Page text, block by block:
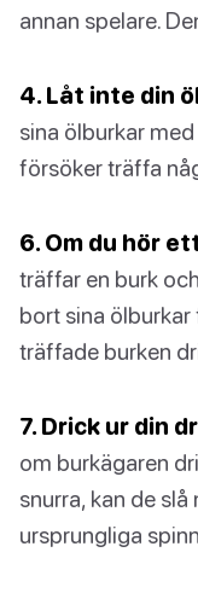
annan spelare.
4. Låt inte din
sina ölburkar
försöker träffa
6. Om du hör
träffar en burk
bort sina
träffade burken
7. Drick ur din
om burkägaren
snurra, kan de slå
ursprungliga